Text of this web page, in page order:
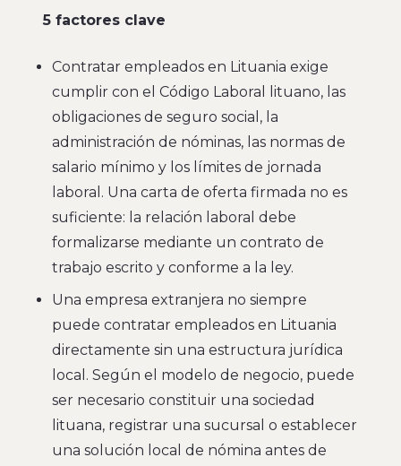
5 factores clave
Contratar empleados en Lituania exige
cumplir con el Código Laboral lituano, las
obligaciones de seguro social, la
administración de nóminas, las normas de
salario mínimo y los límites de jornada
laboral. Una carta de oferta firmada no es
suficiente: la relación laboral debe
formalizarse mediante un contrato de
trabajo escrito y conforme a la ley.
Una empresa extranjera no siempre
puede contratar empleados en Lituania
directamente sin una estructura jurídica
local. Según el modelo de negocio, puede
ser necesario constituir una sociedad
lituana, registrar una sucursal o establecer
una solución local de nómina antes de